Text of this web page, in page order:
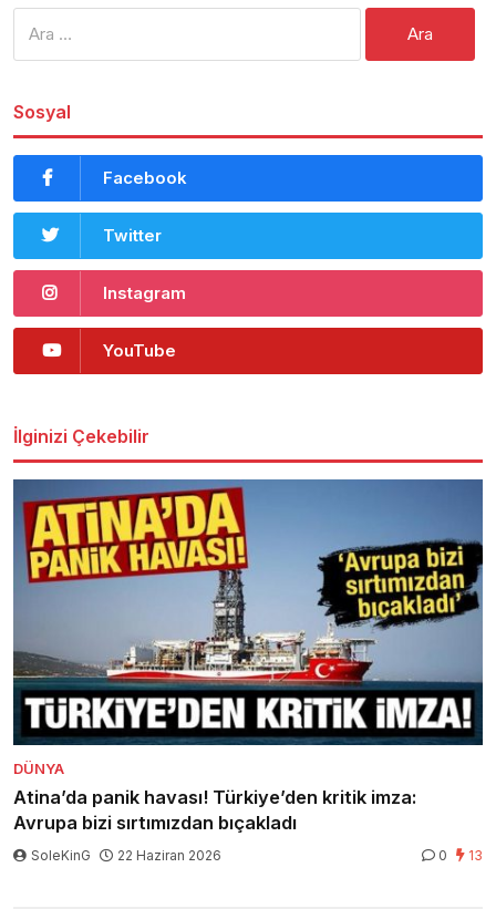
Sosyal
Facebook
Twitter
Instagram
YouTube
İlginizi Çekebilir
DÜNYA
Atina’da panik havası! Türkiye’den kritik imza:
Avrupa bizi sırtımızdan bıçakladı
SoleKinG 22 Haziran 2026 0 13